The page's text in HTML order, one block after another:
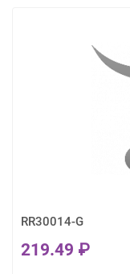
RR30014-G
219.49 ₽